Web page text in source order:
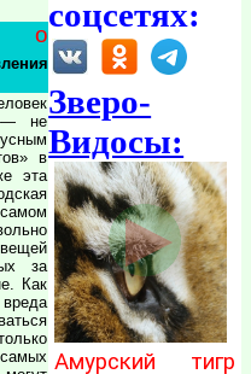
о
— не
в
эта
за
Как
соцсетях:
Зверо-
Видосы:
Амурский тигр